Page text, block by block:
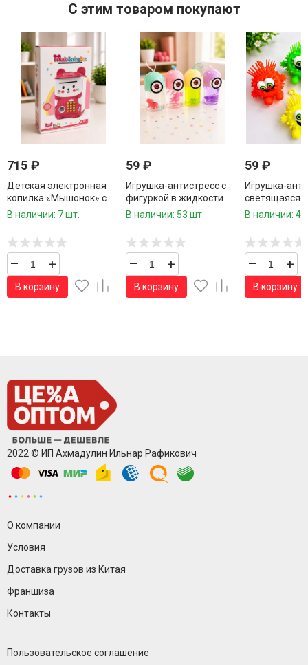
C этим товаром покупают
715 ₽
Детская электронная
копилка «Мышонок» с
музыкой и паролем
В наличии: 7 шт.
– +
В корзину
59 ₽
Игрушка-антистресс с
фигуркой в жидкости
«Глазик»
В наличии: 53 шт.
– +
В корзину
59 ₽
Игрушка-
Монстрик»1
В наличии:
– +
В корзину
2022 © ИП Ахмадулин Ильнар Рафикович
О компании
Условия
Доставка грузов из Китая
Франшиза
Контакты
Пользовательское соглашение